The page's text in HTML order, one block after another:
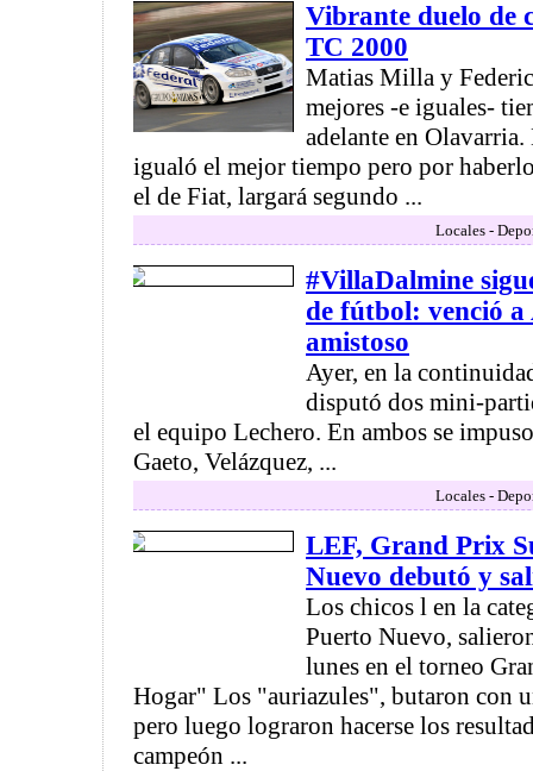
Vibrante duelo de
TC 2000
Matias Milla y
mejores -e iguales-
adelante en
igualó el mejor tiempo pero por
el de Fiat, largará segundo ...
Locales -
#VillaDalmine
de fútbol: venció
amistoso
Ayer, en la
disputó dos mini-
el equipo Lechero. En ambos se
Gaeto, Velázquez, ...
Locales -
LEF, Grand Prix
Nuevo debutó y
Los chicos l en la
Puerto Nuevo,
lunes en el torneo
Hogar" Los "auriazules", butaron con
pero luego lograron hacerse los
campeón ...